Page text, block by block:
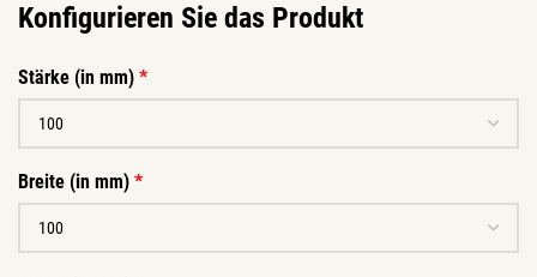
Konfigurieren Sie das Produkt
Stärke (in mm) *
Breite (in mm) *